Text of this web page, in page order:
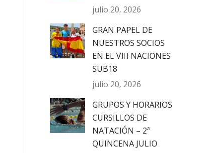
julio 20, 2026
GRAN PAPEL DE
NUESTROS SOCIOS
EN EL VIII NACIONES
SUB18
julio 20, 2026
GRUPOS Y HORARIOS
CURSILLOS DE
NATACIÓN – 2ª
QUINCENA JULIO